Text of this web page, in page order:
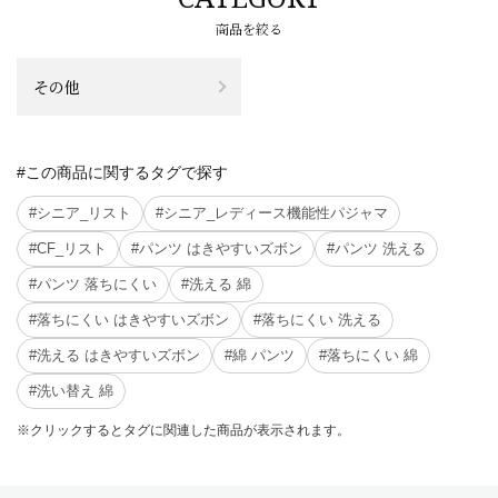
商品を絞る
その他
#この商品に関するタグで探す
#シニア_リスト #シニア_レディース機能性パジャマ
#CF_リスト #パンツ はきやすいズボン #パンツ 洗える
#パンツ 落ちにくい #洗える 綿
#落ちにくい はきやすいズボン #落ちにくい 洗える
#洗える はきやすいズボン #綿 パンツ #落ちにくい 綿
#洗い替え 綿
※クリックするとタグに関連した商品が表示されます。